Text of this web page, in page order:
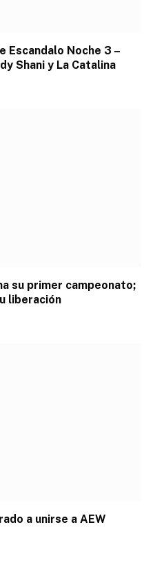
Escandalo Noche 3 –
Shani y La Catalina
su primer campeonato;
liberación
a unirse a AEW